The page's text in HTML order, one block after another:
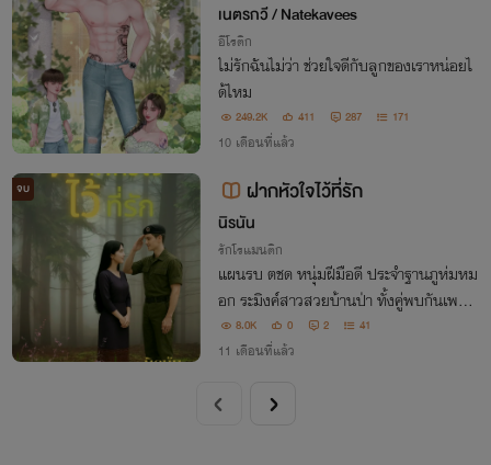
เนตรกวี / Natekavees
อีโรติก
ไม่รักฉันไม่ว่า ช่วยใจดีกับลูกของเราหน่อยไ
ด้ไหม
249.2K 411 287 171
10 เดือนที่แล้ว
จบ ฝากหัวใจไว้ที่รัก
นิรนัน
รักโรแมนติก
แผนรบ ตชด หนุ่มฝีมือดี ประจำฐานภูห่มหม
อก ระมิงค์สาวสวยบ้านป่า ทั้งคู่พบกันเพราะ
เขาได้ช่วยเหลือเธอจากการถูกงูกัด แต่ผลตอ
บแทนความดีนั้นทันตาเห็น เพราะเขาได้เมีย
8.0K 0 2 41
11 เดือนที่แล้ว